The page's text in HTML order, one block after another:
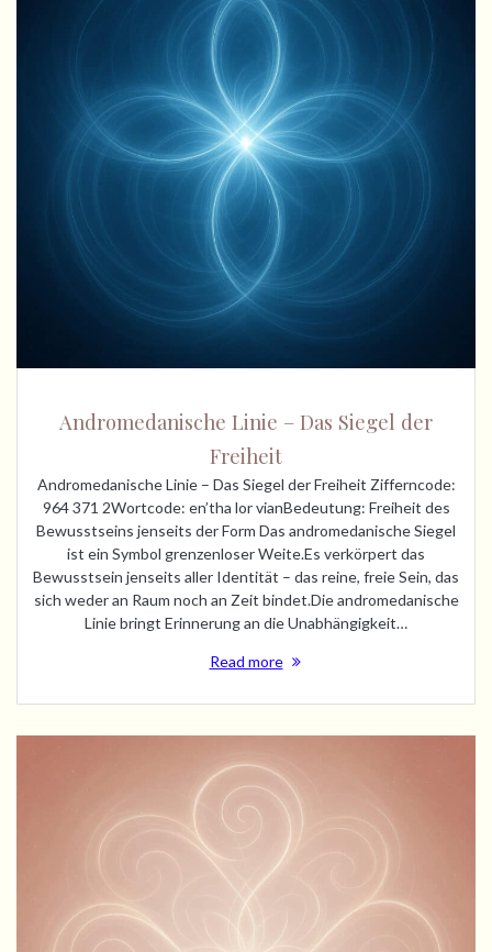
Andromedanische Linie – Das Siegel der
Freiheit
Andromedanische Linie – Das Siegel der Freiheit Zifferncode:
964 371 2Wortcode: en’tha lor vianBedeutung: Freiheit des
Bewusstseins jenseits der Form Das andromedanische Siegel
ist ein Symbol grenzenloser Weite.Es verkörpert das
Bewusstsein jenseits aller Identität – das reine, freie Sein, das
sich weder an Raum noch an Zeit bindet.Die andromedanische
Linie bringt Erinnerung an die Unabhängigkeit…
Read more